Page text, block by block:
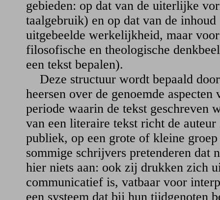
gebieden: op dat van de uiterlijke
taalgebruik) en op dat van de
uitgebeelde werkelijkheid, maar
filosofische en theologische
een tekst bepalen).
Deze structuur wordt bepaald
heersen over de genoemde
periode waarin de tekst geschreven
van een literaire tekst richt de
publiek, op een grote of kleine
sommige schrijvers pretenderen dat
hier niets aan: ook zij drukken zich
communicatief is, vatbaar voor
een systeem dat bij hun tijdgenoten